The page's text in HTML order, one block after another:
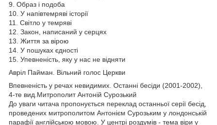
9. Образ і подоба
10. У напівтемряві історії
11. Світло у темряві
12. Закон, написаний у серцях
13. Життя за вірою
14. У пошуках єдності
15. Упевненість, яку у нас не відняти
Авріл Пайман. Вільний голос Церкви
Впевненість у речах невидимих. Останні бесіди (2001-2002),
4-те вид.Митрополит Антоній Сурозький
До уваги читача пропонується переклад останньої серії бесід,
проведених митрополитом Антонієм Сурозьким у лондонській
парафії англійською мовою. У центрі роздумів - тема віри у